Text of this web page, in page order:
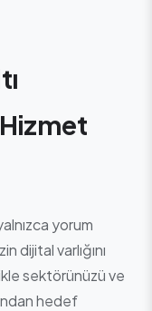
yorum
dijital varlığını
sektörünüzü ve
hedef